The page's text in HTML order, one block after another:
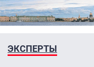
ЭКСПЕРТЫ